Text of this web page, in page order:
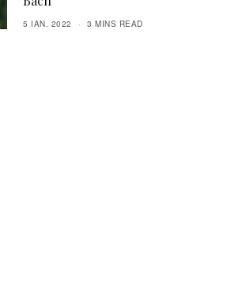
5 IAN. 2022 3 MINS READ